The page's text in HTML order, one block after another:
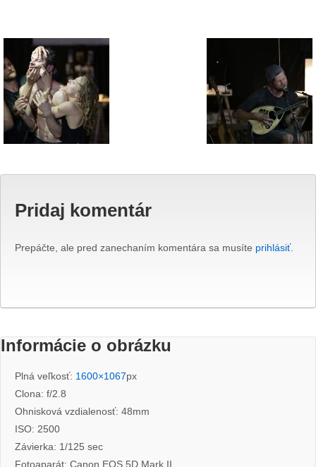
Pridaj komentár
Prepáčte, ale pred zanechaním komentára sa musíte prihlásiť.
Informácie o obrázku
Plná veľkosť: 1600×1067px
Clona: f/2.8
Ohnisková vzdialenosť: 48mm
ISO: 2500
Závierka: 1/125 sec
Fotoaparát: Canon EOS 5D Mark II